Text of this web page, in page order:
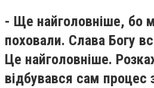
- Ще найголовніше, бо
поховали. Слава Богу
Це найголовніше.
відбувався сам процес